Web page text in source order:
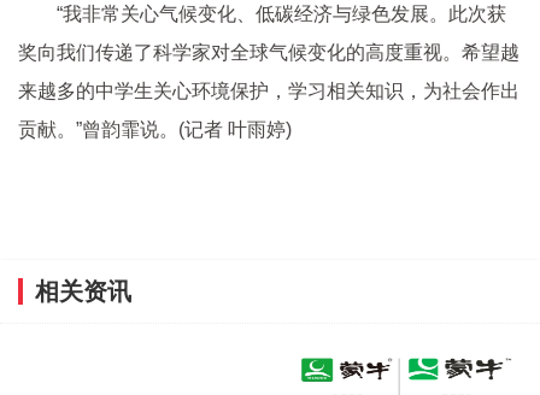
“我非常关心气候变化、低碳经济与绿色发展。此次获
奖向我们传递了科学家对全球气候变化的高度重视。希望越
来越多的中学生关心环境保护，学习相关知识，为社会作出
贡献。”曾韵霏说。(记者 叶雨婷)
相关资讯